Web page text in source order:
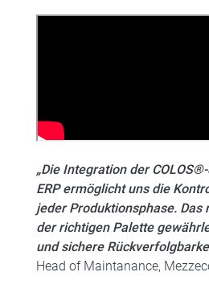
„Die Integration der
ERP ermöglicht uns die
jeder Produktionsphase. Das
der richtigen Palette
und sichere
Head of Maintanance,